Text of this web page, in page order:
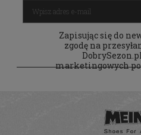
Zapisując się do
zgodę na
marketingowych